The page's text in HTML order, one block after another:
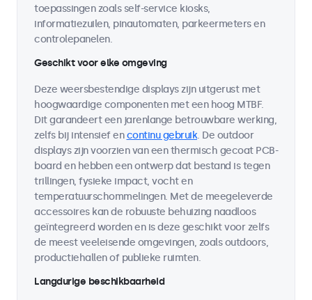
toepassingen zoals self-service kiosks,
informatiezuilen, pinautomaten, parkeermeters en
controlepanelen.
Geschikt voor elke omgeving
Deze weersbestendige displays zijn uitgerust met
hoogwaardige componenten met een hoog MTBF.
Dit garandeert een jarenlange betrouwbare werking,
zelfs bij intensief encontinu gebruik. De outdoor
displays zijn voorzien van een thermisch gecoat PCB-
board en hebben een ontwerp dat bestand is tegen
trillingen, fysieke impact, vocht en
temperatuurschommelingen. Met de meegeleverde
accessoires kan de robuuste behuizing naadloos
geïntegreerd worden en is deze geschikt voor zelfs
de meest veeleisende omgevingen, zoals outdoors,
productiehallen of publieke ruimten.
Langdurige beschikbaarheid